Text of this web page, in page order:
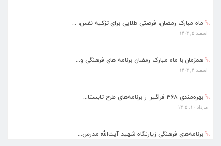
همزمان با ماه مبارک رمضان برنامه های فرهنگی و...
بهره‌مندی ۳۶۸ فراگیر از برنامه‌های طرح تابستا...
برنامه‌های فرهنگی زیارتگاه شهید آیت‌الله مدرس...